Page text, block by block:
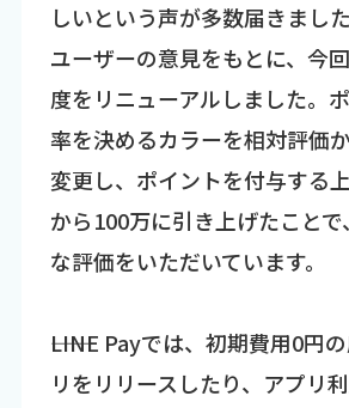
しいという声が多数届きまし
ユーザーの意見をもとに、今
度をリニューアルしました。
率を決めるカラーを相対評価
変更し、ポイントを付与する
から100万に引き上げたこと
な評価をいただいています。
――LINE Payでは、初期費用0円
リをリリースしたり、アプリ